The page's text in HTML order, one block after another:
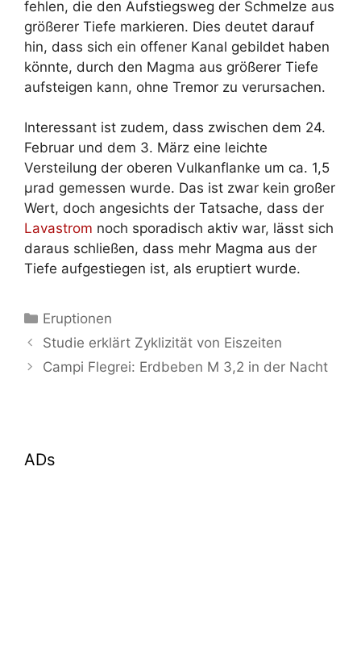
fehlen, die den Aufstiegsweg der Schmelze aus
größerer Tiefe markieren. Dies deutet darauf
hin, dass sich ein offener Kanal gebildet haben
könnte, durch den Magma aus größerer Tiefe
aufsteigen kann, ohne Tremor zu verursachen.
Interessant ist zudem, dass zwischen dem 24.
Februar und dem 3. März eine leichte
Versteilung der oberen Vulkanflanke um ca. 1,5
µrad gemessen wurde. Das ist zwar kein großer
Wert, doch angesichts der Tatsache, dass der
Lavastrom noch sporadisch aktiv war, lässt sich
daraus schließen, dass mehr Magma aus der
Tiefe aufgestiegen ist, als eruptiert wurde.
Kategorien
Eruptionen
Studie erklärt Zyklizität von Eiszeiten
Campi Flegrei: Erdbeben M 3,2 in der Nacht
ADs